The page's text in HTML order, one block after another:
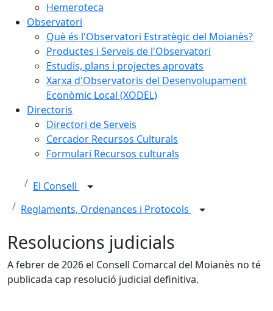
Hemeroteca
Observatori
Què és l'Observatori Estratègic del Moianès?
Productes i Serveis de l'Observatori
Estudis, plans i projectes aprovats
Xarxa d'Observatoris del Desenvolupament
Econòmic Local (XODEL)
Directoris
Directori de Serveis
Cercador Recursos Culturals
Formulari Recursos culturals
El Consell
Reglaments, Ordenances i Protocols
Resolucions judicials
A febrer de 2026 el Consell Comarcal del Moianès no té
publicada cap resolució judicial definitiva.